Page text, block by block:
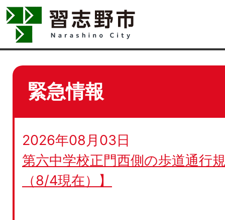
緊急情報
2026年08月03日
第六中学校正門西側の歩道通行
（8/4現在）】